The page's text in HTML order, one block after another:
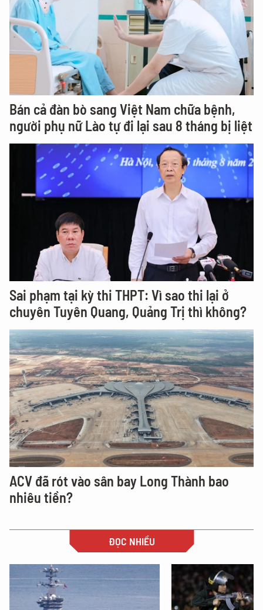
Bán cả đàn bò sang Việt Nam chữa bệnh,
người phụ nữ Lào tự đi lại sau 8 tháng bị liệt
Sai phạm tại kỳ thi THPT: Vì sao thi lại ở
chuyên Tuyên Quang, Quảng Trị thì không?
ACV đã rót vào sân bay Long Thành bao
nhiêu tiền?
ĐỌC NHIỀU